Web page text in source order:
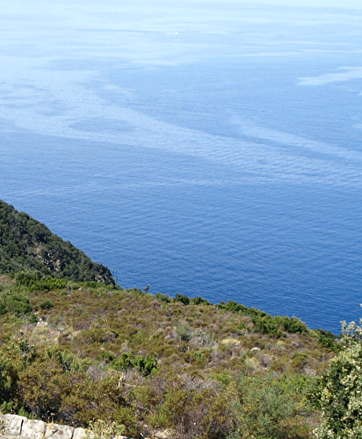
Exporter toutes les colonnes
Exporter uniquement les colonnes affichées
Menu
Ajoutez un logo, un bouton, des réseaux sociaux
Cliquez pour éditer
ASSOCIATION PETRE SCRITTE▴ ▾
Présentation
Contact et infos pratiques
Adhésion
Liens
Nos publications▴▾
Rechercher, commander...
A Cronica : le journal de l'histoire du Cap Corse
Inventaires du patrimoine
Storià é patrimoniu
Vie de l'association▴▾
Inscriptions aux sorties de Petre Scritte
Les visites de villages